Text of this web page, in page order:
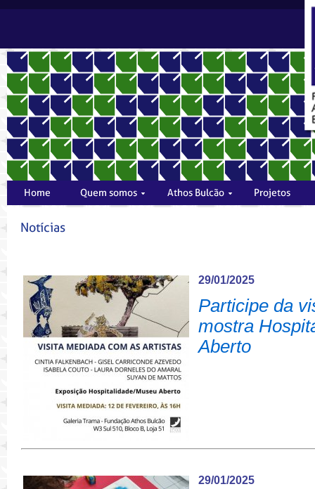
29/01/2025
Participe da
mostra
Aberto
29/01/2025